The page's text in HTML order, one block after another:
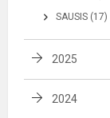
SAUSIS (17)
2025
2024